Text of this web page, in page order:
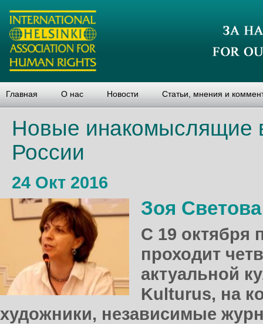
Главная О нас Новости Статьи, мнения и
Новые инакомыслящие
России
24 Окт 2016
Зоя Светова
С 19 октября
проходит
актуальной
Kulturus, на
художники, независимые